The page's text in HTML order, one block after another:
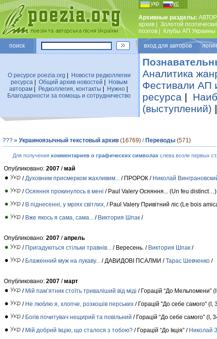
укр рус
Архивные разделы:
архив
Золотой
поэтов
Клубы АП Украины
поиск вход для авторов
О ресурсе poezia.org
Новости редколлегии
ресурса
Общий архив новостей
Новым
авторам| Редколлегия, контакты Нужно|
Благодарности за помощь и сотрудничество
Аналитика
Фестивали АП
ресурса |
(выступлений)
??? » Украиноязычный текстовый архив (16769) / Переводы (571)
Для получения комментариев о графических символахслева возле первых
Опубликовано: 2007 /май
/ Духовним присмерком жахливим... / ПРОРОК / Николай
/Осяяння прокинулось в мені / Paul Valery Осяяння... (Un feu
/ В піднесенні, у мріях світлих, / Paul Valery Привітний ліс (Le bois
/ Вже якось я сама, сама... / Виктория Шпак /
Опубликовано: 2007 /апрель
/ Пригадуються стільки травнів... / Вересень. / Виктория Шпак /
/ Блаженний муж на лукаву... / ДАВИДОВІ ПСАЛМИ /Тарас Шевченко /
Опубликовано: 2007 /март
/ Мій пам’ятник стоїть триваліший від міді / Горацій “До Мельпомени”
/ Не люблю я, хлопче, розкошів перських / Горацій "До себе самого" (І,
/ Богів почитувач нещирий та повільний / Горацій “До себе самого” (І,
/ Мій добрий Ікцію, що сталося з тобою? / Горацій “До Ікція” / Николай